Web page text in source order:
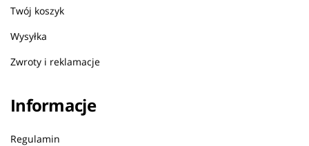
Twój koszyk
Wysyłka
Zwroty i reklamacje
Informacje
Regulamin